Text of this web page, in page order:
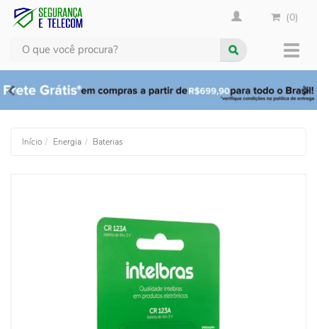
(0)
Busca
Início Energia Baterias